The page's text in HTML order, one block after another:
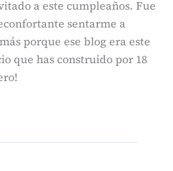
a este cumpleaños. Fue
sentarme a
porque ese blog era este
que has construido por 18